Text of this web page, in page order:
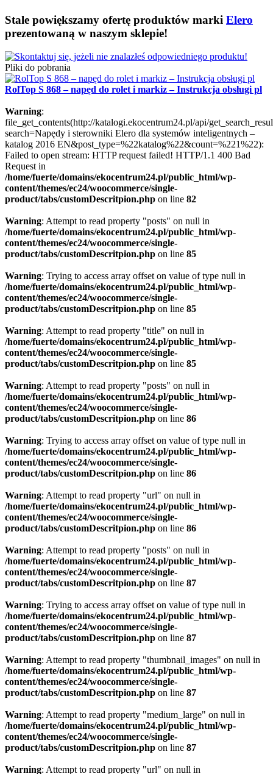
Stale powiększamy ofertę produktów marki Elero
prezentowaną w naszym sklepie!
Pliki do pobrania
RolTop S 868 – napęd do rolet i markiz – Instrukcja obsługi pl
Warning:
file_get_contents(http://katalogi.ekocentrum24.pl/api/
search=Napędy i sterowniki Elero dla systemów inteligentnych –
katalog 2016 EN&post_type=%22katalog%22&count=%221%22):
Failed to open stream: HTTP request failed! HTTP/1.1 400 Bad
Request in
/home/fuerte/domains/ekocentrum24.pl/public_html/wp-
content/themes/ec24/woocommerce/single-
product/tabs/customDescritpion.php on line 82
Warning: Attempt to read property "posts" on null in
/home/fuerte/domains/ekocentrum24.pl/public_html/wp-
content/themes/ec24/woocommerce/single-
product/tabs/customDescritpion.php on line 85
Warning: Trying to access array offset on value of type null in
/home/fuerte/domains/ekocentrum24.pl/public_html/wp-
content/themes/ec24/woocommerce/single-
product/tabs/customDescritpion.php on line 85
Warning: Attempt to read property "title" on null in
/home/fuerte/domains/ekocentrum24.pl/public_html/wp-
content/themes/ec24/woocommerce/single-
product/tabs/customDescritpion.php on line 85
Warning: Attempt to read property "posts" on null in
/home/fuerte/domains/ekocentrum24.pl/public_html/wp-
content/themes/ec24/woocommerce/single-
product/tabs/customDescritpion.php on line 86
Warning: Trying to access array offset on value of type null in
/home/fuerte/domains/ekocentrum24.pl/public_html/wp-
content/themes/ec24/woocommerce/single-
product/tabs/customDescritpion.php on line 86
Warning: Attempt to read property "url" on null in
/home/fuerte/domains/ekocentrum24.pl/public_html/wp-
content/themes/ec24/woocommerce/single-
product/tabs/customDescritpion.php on line 86
Warning: Attempt to read property "posts" on null in
/home/fuerte/domains/ekocentrum24.pl/public_html/wp-
content/themes/ec24/woocommerce/single-
product/tabs/customDescritpion.php on line 87
Warning: Trying to access array offset on value of type null in
/home/fuerte/domains/ekocentrum24.pl/public_html/wp-
content/themes/ec24/woocommerce/single-
product/tabs/customDescritpion.php on line 87
Warning: Attempt to read property "thumbnail_images" on null in
/home/fuerte/domains/ekocentrum24.pl/public_html/wp-
content/themes/ec24/woocommerce/single-
product/tabs/customDescritpion.php on line 87
Warning: Attempt to read property "medium_large" on null in
/home/fuerte/domains/ekocentrum24.pl/public_html/wp-
content/themes/ec24/woocommerce/single-
product/tabs/customDescritpion.php on line 87
Warning: Attempt to read property "url" on null in